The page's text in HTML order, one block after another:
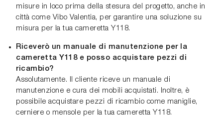
misure in loco prima della stesura del progetto, anche in
città come Vibo Valentia, per garantire una soluzione su
misura per la tua cameretta Y118.
Riceverò un manuale di manutenzione per la
cameretta Y118 e posso acquistare pezzi di
ricambio?
Assolutamente. Il cliente riceve un manuale di
manutenzione e cura dei mobili acquistati. Inoltre, è
possibile acquistare pezzi di ricambio come maniglie,
cerniere o mensole per la tua cameretta Y118.